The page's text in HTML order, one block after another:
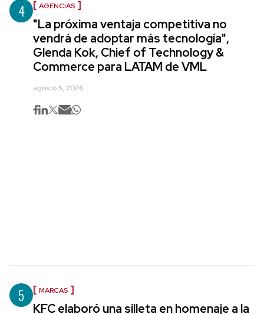
4 AGENCIAS
"La próxima ventaja competitiva no
vendrá de adoptar más tecnología",
Glenda Kok, Chief of Technology &
Commerce para LATAM de VML
agosto 5, 2026
5 MARCAS
KFC elaboró una silleta en homenaje a la